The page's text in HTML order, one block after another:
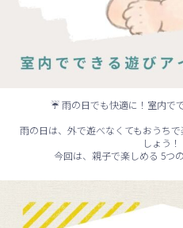
☔ 雨の日でも快適に！室内で
雨の日は、外で遊べなくてもおうち
しょう！
今回は、親子で楽しめる 5つ
...